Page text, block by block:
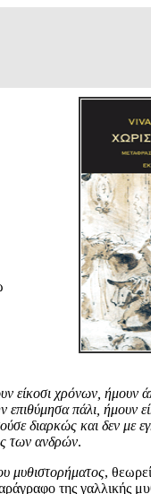
χρόνων, ήμουν
πάλι, ήμουν
διαρκώς και δεν με
των ανδρών.
μυθιστορήματος,
της γαλλικής